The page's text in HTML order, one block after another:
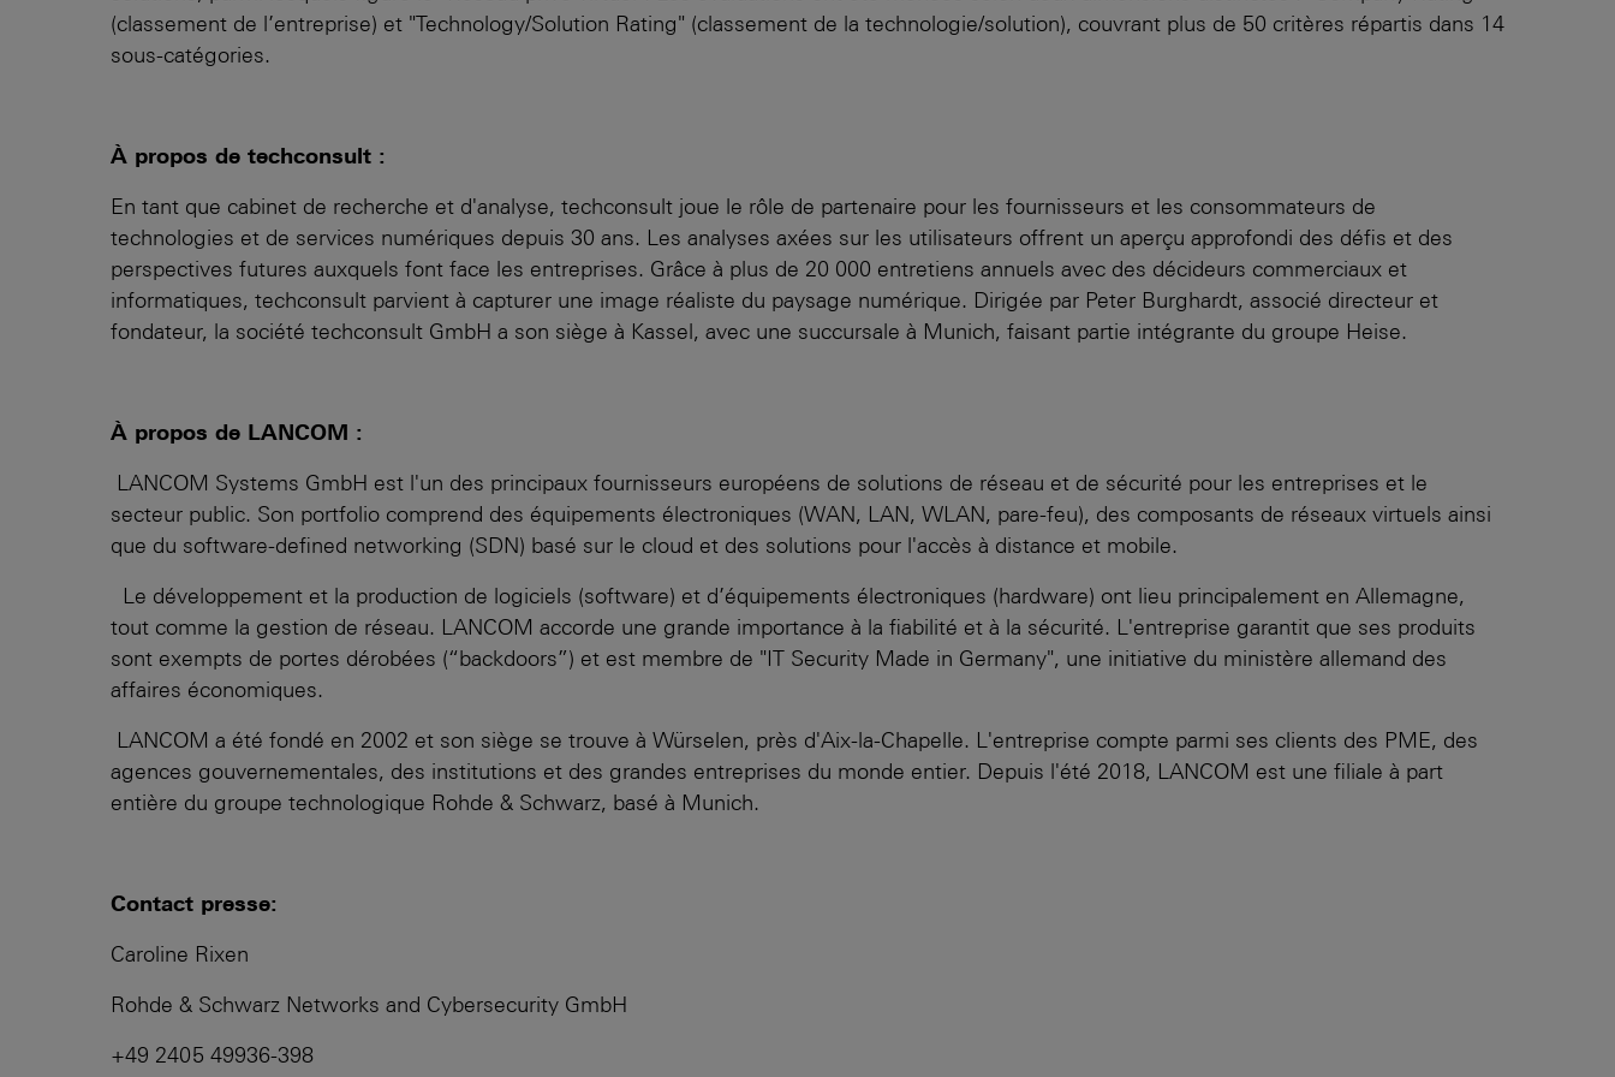
(classement de l’entreprise) et "Technology/Solution Rating" (classement de la technologie/solution), couvrant plus de 50 critères répartis dans 14
sous-catégories.
À propos de techconsult :
En tant que cabinet de recherche et d'analyse, techconsult joue le rôle de partenaire pour les fournisseurs et les consommateurs de
technologies et de services numériques depuis 30 ans. Les analyses axées sur les utilisateurs offrent un aperçu approfondi des défis et des
perspectives futures auxquels font face les entreprises. Grâce à plus de 20 000 entretiens annuels avec des décideurs commerciaux et
informatiques, techconsult parvient à capturer une image réaliste du paysage numérique. Dirigée par Peter Burghardt, associé directeur et
fondateur, la société techconsult GmbH a son siège à Kassel, avec une succursale à Munich, faisant partie intégrante du groupe Heise.
À propos de LANCOM :
LANCOM Systems GmbH est l'un des principaux fournisseurs européens de solutions de réseau et de sécurité pour les entreprises et le
secteur public. Son portfolio comprend des équipements électroniques (WAN, LAN, WLAN, pare-feu), des composants de réseaux virtuels ainsi
que du software-defined networking (SDN) basé sur le cloud et des solutions pour l'accès à distance et mobile.
Le développement et la production de logiciels (software) et d’équipements électroniques (hardware) ont lieu principalement en Allemagne,
tout comme la gestion de réseau. LANCOM accorde une grande importance à la fiabilité et à la sécurité. L'entreprise garantit que ses produits
sont exempts de portes dérobées (“backdoors”) et est membre de "IT Security Made in Germany", une initiative du ministère allemand des
affaires économiques.
LANCOM a été fondé en 2002 et son siège se trouve à Würselen, près d'Aix-la-Chapelle. L'entreprise compte parmi ses clients des PME, des
agences gouvernementales, des institutions et des grandes entreprises du monde entier. Depuis l'été 2018, LANCOM est une filiale à part
entière du groupe technologique Rohde & Schwarz, basé à Munich.
Contact presse:
Caroline Rixen
Rohde & Schwarz Networks and Cybersecurity GmbH
+49 2405 49936-398